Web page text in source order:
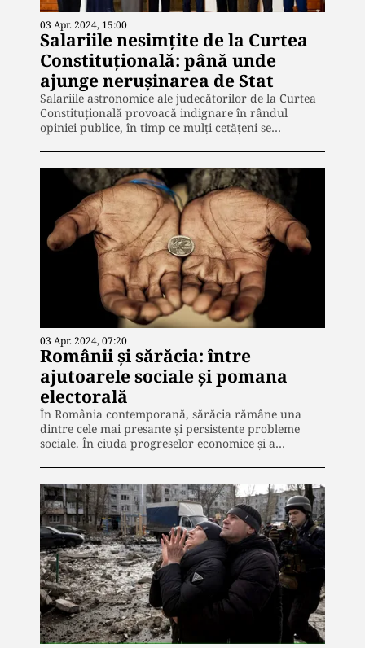
03 Apr. 2024, 15:00
Salariile nesimțite de la Curtea
Constituțională: până unde
ajunge nerușinarea de Stat
Salariile astronomice ale judecătorilor de la Curtea
Constituțională provoacă indignare în rândul
opiniei publice, în timp ce mulți cetățeni se…
03 Apr. 2024, 07:20
Românii și sărăcia: între
ajutoarele sociale și pomana
electorală
În România contemporană, sărăcia rămâne una
dintre cele mai presante și persistente probleme
sociale. În ciuda progreselor economice și a…